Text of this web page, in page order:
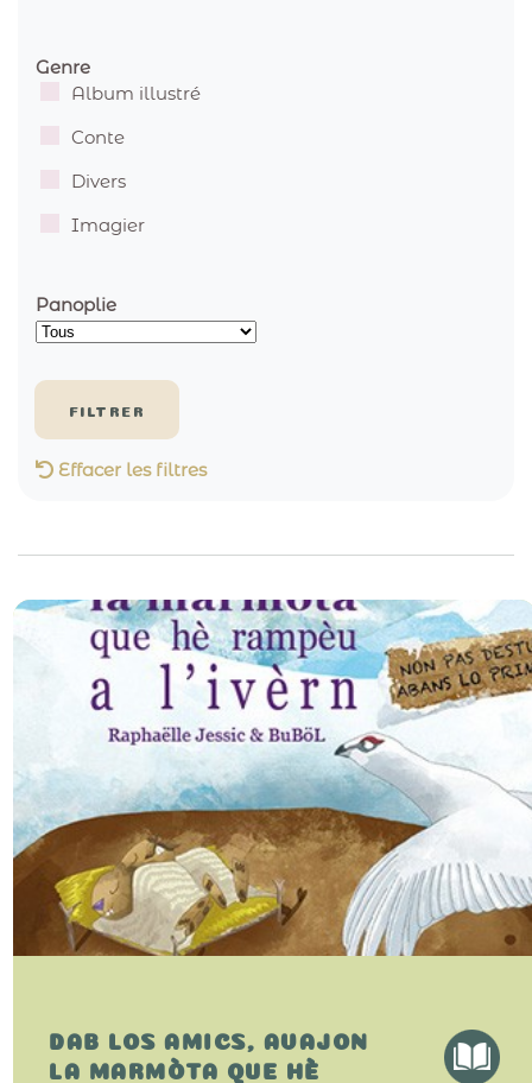
Genre
Album illustré
Conte
Divers
Imagier
Panoplie
Effacer les filtres
DAB LOS AMICS, AVAJON
LA MARMÒTA QUE HÈ